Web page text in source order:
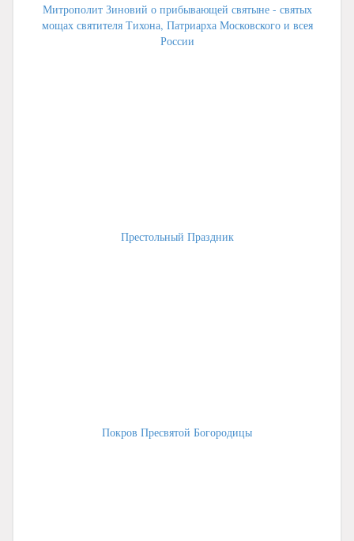
Митрополит Зиновий о прибывающей святыне - святых
мощах святителя Тихона, Патриарха Московского и всея
России
Престольный Праздник
Покров Пресвятой Богородицы